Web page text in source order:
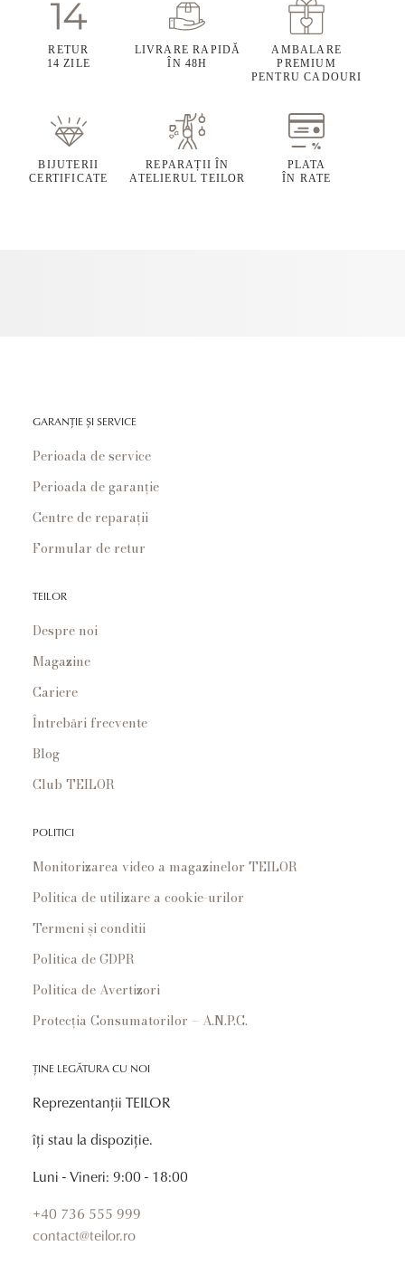
RETUR
14 ZILE
LIVRARE RAPIDĂ
ÎN 48H
AMBALARE
PREMIUM
PENTRU CADOURI
BIJUTERII
CERTIFICATE
REPARAȚII ÎN
ATELIERUL TEILOR
PLATA
ÎN RATE
GARANȚIE ȘI SERVICE
Perioada de service
Perioada de garanție
Centre de reparații
Formular de retur
TEILOR
Despre noi
Magazine
Cariere
Întrebări frecvente
Blog
Club TEILOR
POLITICI
Monitorizarea video a magazinelor TEILOR
Politica de utilizare a cookie-urilor
Termeni și conditii
Politica de GDPR
Politica de Avertizori
Protecția Consumatorilor – A.N.P.C.
ȚINE LEGĂTURA CU NOI
Reprezentanții TEILOR
îți stau la dispoziție.
Luni - Vineri: 9:00 - 18:00
+40 736 555 999
contact@teilor.ro